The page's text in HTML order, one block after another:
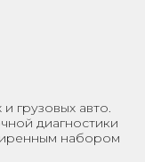
грузовых авто.
диагностики
набором